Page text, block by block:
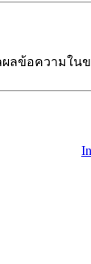
ผลข้อความใน